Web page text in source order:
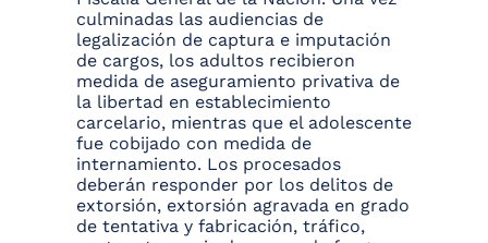
culminadas las audiencias de
legalización de captura e imputación
de cargos, los adultos recibieron
medida de aseguramiento privativa de
la libertad en establecimiento
carcelario, mientras que el adolescente
fue cobijado con medida de
internamiento. Los procesados
deberán responder por los delitos de
extorsión, extorsión agravada en grado
de tentativa y fabricación, tráfico,